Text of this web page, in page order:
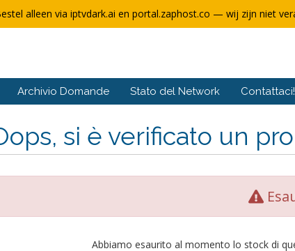
alleen via iptvdark.ai en portal.zaphost.co — wij zijn niet
Archivio Domande Stato del Network Contattaci!
si è verificato un
Abbiamo esaurito al momento lo stock di